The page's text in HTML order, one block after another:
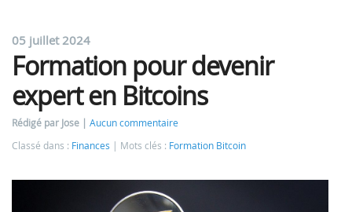
05 juillet 2024
Formation pour devenir
expert en Bitcoins
Rédigé par Jose
Aucun commentaire
Classé dans : Finances Mots clés : Formation Bitcoin